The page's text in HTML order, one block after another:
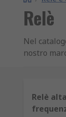
Relè
Nel
nostro
I relè
una
Relè alta